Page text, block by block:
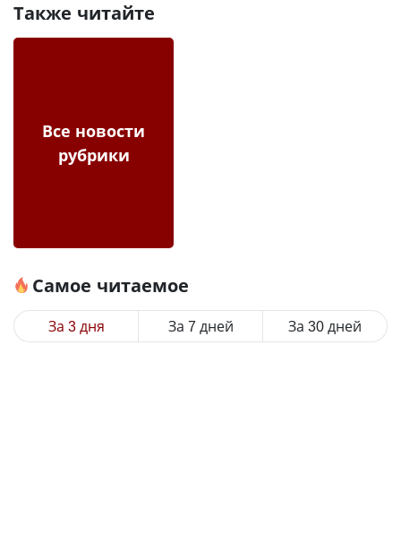
Также читайте
Все новости
рубрики
Самое читаемое
За 3 дня За 7 дней За 30 дней